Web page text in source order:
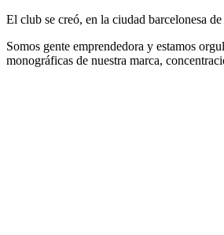
El club se creó, en la ciudad barcelonesa
Somos gente emprendedora y estamos
monográficas de nuestra marca,